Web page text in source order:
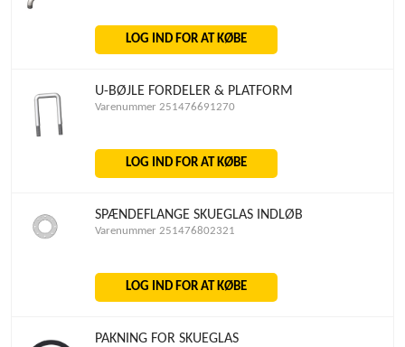
LOG IND FOR AT KØBE
U-BØJLE FORDELER & PLATFORM
Varenummer 251476691270
LOG IND FOR AT KØBE
SPÆNDEFLANGE SKUEGLAS INDLØB
Varenummer 251476802321
LOG IND FOR AT KØBE
PAKNING FOR SKUEGLAS